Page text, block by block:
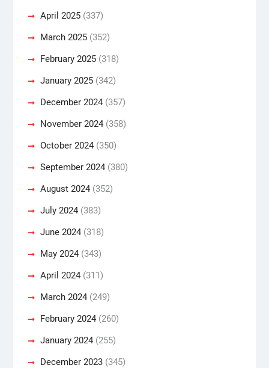
April 2025(337)
March 2025(352)
February 2025(318)
January 2025(342)
December 2024(357)
November 2024(358)
October 2024(350)
September 2024(380)
August 2024(352)
July 2024(383)
June 2024(318)
May 2024(343)
April 2024(311)
March 2024(249)
February 2024(260)
January 2024(255)
December 2023(345)